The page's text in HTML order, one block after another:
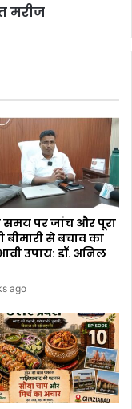
मरीज
समय पर जांच और पूरा
बीमारी से बचाव का
उपाय: डॉ. अनिल
ago